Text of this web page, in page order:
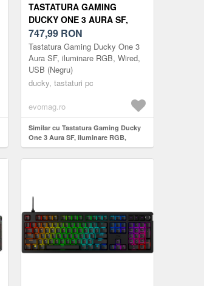
TASTATURA GAMING
DUCKY ONE 3 AURA SF,
ILUMINARE RGB, WIRED,
USB (NEGRU)
747,99 RON
Tastatura Gaming Ducky One 3
Aura SF, iluminare RGB, Wired,
USB (Negru)
ducky, tastaturi pc
evomag.ro
Similar cu Tastatura Gaming Ducky
One 3 Aura SF, iluminare RGB,
Wired, USB (Negru)